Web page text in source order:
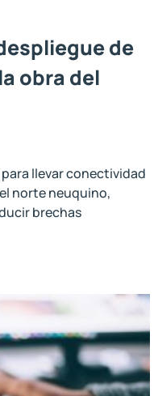
de
obra del
llevar conectividad
norte neuquino,
brechas